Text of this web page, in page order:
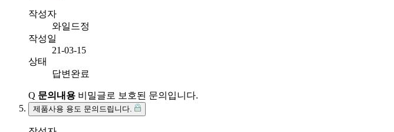
작성자
와일드정
작성일
21-03-15
상태
답변완료
Q 문의내용 비밀글로 보호된 문의입니다.
제품사용 용도 문의드립니다.